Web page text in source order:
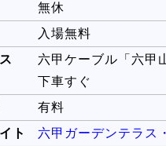
無休
入場無料
六甲ケーブル「六甲
下車すぐ
有料
ト
六甲ガーデンテラス